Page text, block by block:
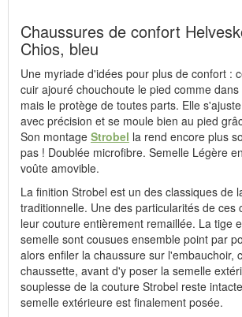
Chaussures de confort
Chios, bleu
Une myriade d'idées pour plus de confort :
cuir ajouré chouchoute le pied comme
mais le protège de toutes parts. Elle
avec précision et se moule bien au pied
Son montage Strobel la rend encore plus
pas ! Doublée microfibre. Semelle Légère
voûte amovible.
La finition Strobel est un des classiques de
traditionnelle. Une des particularités de ces
leur couture entièrement remaillée. La tige
semelle sont cousues ensemble point par
alors enfiler la chaussure sur l'embauchoir,
chaussette, avant d'y poser la semelle
souplesse de la couture Strobel reste
semelle extérieure est finalement posée.